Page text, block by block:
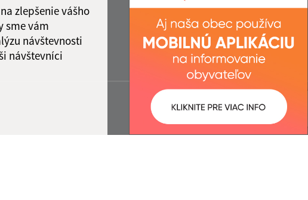
zlepšenie vášho
sme vám
návštevnosti
návštevníci